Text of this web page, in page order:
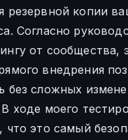
резервной копии
Согласно
от сообщества,
внедрения
без сложных
ходе моего
что это самый